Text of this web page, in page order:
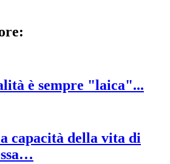
è sempre "laica"...
capacità della vita di